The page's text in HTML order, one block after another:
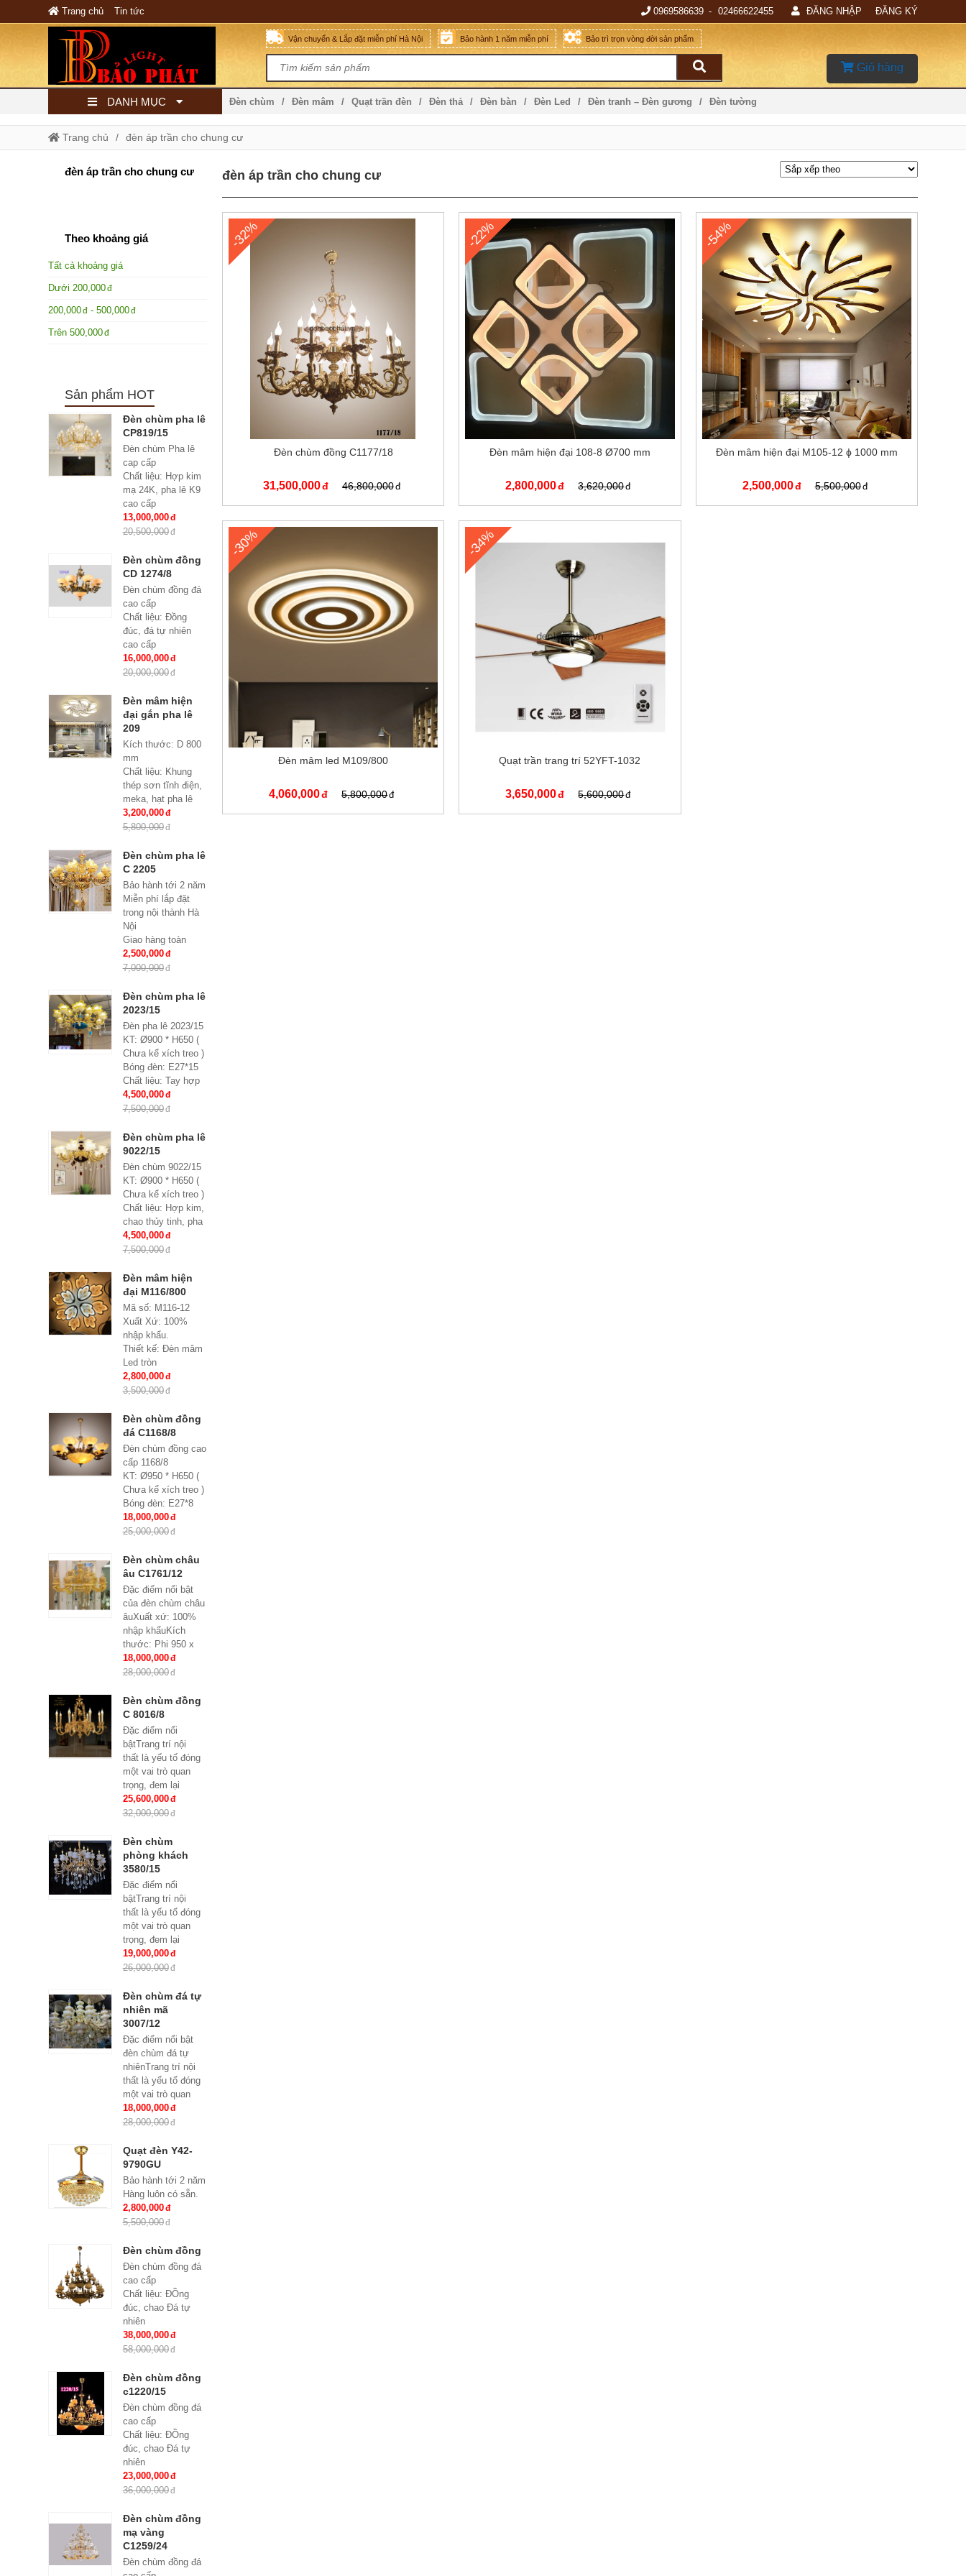
Trang chủ Tin tức 0969586639 02466622455 ĐĂNG NHẬP ĐĂNG KÝ
Vận chuyển & Lắp đặt miễn phí Hà Nội Bảo hành 1 năm miễn phí Bảo trì trọn vòng đời sản phẩm
Giỏ hàng
DANH MỤC Đèn chùm Đèn mâm Quạt trần đèn Đèn thả Đèn bàn Đèn Led Đèn tranh – Đèn gương Đèn tường
Trang chủ đèn áp trần cho chung cư
đèn áp trần cho chung cư
-32%
Đèn chùm đồng C1177/18
31,500,000 46,800,000
-22%
Đèn mâm hiện đại 108-8 Ø700 mm
2,800,000 3,620,000
-54%
Đèn mâm hiện đại M105-12 ϕ 1000 mm
2,500,000 5,500,000
-30%
Đèn mâm led M109/800
4,060,000 5,800,000
-34%
Quạt trần trang trí 52YFT-1032
3,650,000 5,600,000
đèn áp trần cho chung cư
Theo khoảng giá
Tất cả khoảng giá
Dưới200,000
200,000 -500,000
Trên500,000
Sản phẩm HOT
Đèn chùm pha lê
CP819/15
Đèn chùm Pha lê
cap cấp
Chất liệu: Hợp kim
mạ 24K, pha lê K9
cao cấp
Số lượng tay : 15
tay
Bóng đèn: Bóng led
tiết kiệm điện
E14*15
Bảo hành: 2 năm
13,000,000
20,500,000
Đèn chùm đồng
CD 1274/8
Đèn chùm đồng đá
cao cấp
Chất liệu: Đồng
đúc, đá tự nhiên
cao cấp
KT: Ø850 * H600
Bóng đèn: 8 bóng
điện E27*8
Bảo hành: 2 năm
16,000,000
20,000,000
Đèn mâm hiện
đại gắn pha lê
209
Kích thước: D 800
mm
Chất liệu: Khung
thép sơn tĩnh điện,
meka, hạt pha lê
Đèn: Led siêu tiết
kiệm điện đổi mầu 3
3,200,000
5,800,000
Đèn chùm pha lê
C 2205
Bảo hành tới 2 năm
Miễn phí lắp đặt
trong nội thành Hà
Nội
Giao hàng toàn
quốc
Chất liệu: hợp kim,
Kích thước: Phi
900*H650, 15 tay
2,500,000
7,000,000
Đèn chùm pha lê
2023/15
Đèn pha lê 2023/15
KT: Ø900 * H650 (
Chưa kể xích treo )
Bóng đèn: E27*15
Chất liệu: Tay hợp
kim, chao thủy tinh
đính hạt pha lê
4,500,000
7,500,000
Đèn chùm pha lê
9022/15
Đèn chùm 9022/15
KT: Ø900 * H650 (
Chưa kể xích treo )
Chất liệu: Hợp kim,
chao thủy tinh, pha
lê
Bóng đèn: E27*15
4,500,000
7,500,000
Đèn mâm hiện
đại M116/800
Mã số: M116-12
Xuất Xứ: 100%
nhập khẩu.
Thiết kế: Đèn mâm
Led tròn
Kích thước: Ø800x
H 150 mm
Led SMD 3 đổi mầu
Điều khiển từ xa: Đi
kèm nhiều chế độ
Ứng dụng: Hiệu
Quả Cho Phòng
Khách, chung cư,
nhà riêng, văn
phòng …
2,800,000
3,500,000
Đèn chùm đồng
đá C1168/8
Đèn chùm đồng cao
cấp 1168/8
KT: Ø950 * H650 (
Chưa kể xích treo )
Bóng đèn: E27*8
Bảo hành: 2 năm
18,000,000
25,000,000
Đèn chùm châu
âu C1761/12
Đặc điểm nổi bật
của đèn chùm châu
âuXuất xứ: 100%
nhập khẩuKích
thước: Phi 950 x
H500Loại bóng sử
dụng: Nến E14
Phòng...
18,000,000
28,000,000
Đèn chùm đồng
C 8016/8
Đặc điểm nổi
bậtTrang trí nội
thất là yếu tố đóng
một vai trò quan
trọng, đem lại
những giá trị thực
sự cho cả căn hộ
25,600,000
32,000,000
Đèn chùm
phòng khách
3580/15
Đặc điểm nổi
bậtTrang trí nội
thất là yếu tố đóng
một vai trò quan
trọng, đem lại
những giá trị thực
sự cho cả căn hộ
19,000,000
26,000,000
Đèn chùm đá tự
nhiên mã
3007/12
Đặc điểm nổi bật
đèn chùm đá tự
nhiênTrang trí nội
thất là yếu tố đóng
một vai trò quan
trọng, đem lại
những giá trị thực
18,000,000
28,000,000
Quạt đèn Y42-
9790GU
Bảo hành tới 2 năm
Hàng luôn có sẵn.
2,800,000
5,500,000
Đèn chùm đồng
Đèn chùm đồng đá
cao cấp
Chất liệu: ĐỒng
đúc, chao Đá tự
nhiên
Số lượng tay : 24
tay
mm
Bóng đèn: Bóng led
tiết kiệm điện
E14*24
Bảo hành: 2 năm
38,000,000
58,000,000
Đèn chùm đồng
c1220/15
Đèn chùm đồng đá
cao cấp
Chất liệu: ĐỒng
đúc, chao Đá tự
nhiên
Số lượng tay : 15
tay
Bóng đèn: Bóng led
tiết kiệm điện
E14*15
Bảo hành: 2 năm
23,000,000
36,000,000
Đèn chùm đồng
mạ vàng
C1259/24
Đèn chùm đồng đá